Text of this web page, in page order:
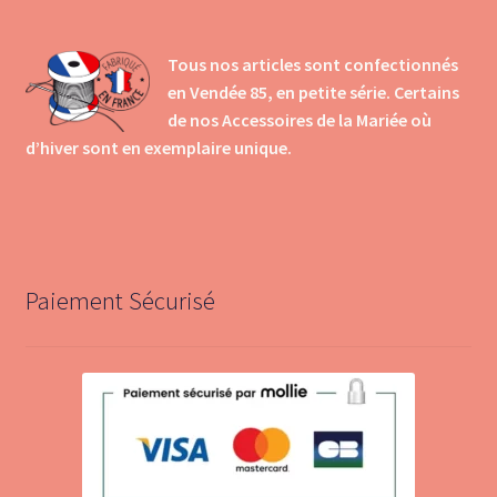
Tous nos articles sont confectionnés
en Vendée 85, en petite série. Certains
de nos Accessoires de la Mariée où
d’hiver sont en exemplaire unique.
Paiement Sécurisé